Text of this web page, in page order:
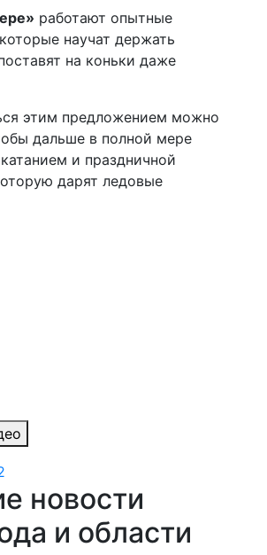
работают опытные
научат держать
на коньки даже
этим предложением можно
дальше в полной мере
и праздничной
дарят ледовые
новости
и области